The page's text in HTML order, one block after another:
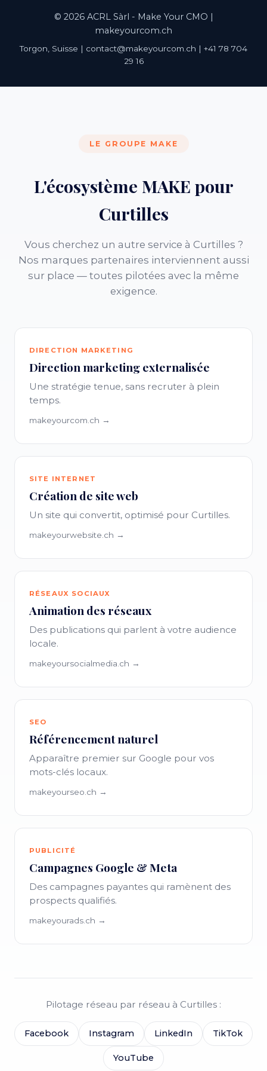
© 2026 ACRL Sàrl - Make Your CMO |
makeyourcom.ch
Torgon, Suisse | contact@makeyourcom.ch | +41 78 704
29 16
LE GROUPE MAKE
L'écosystème MAKE pour
Curtilles
Vous cherchez un autre service à Curtilles ?
Nos marques partenaires interviennent aussi
sur place — toutes pilotées avec la même
exigence.
DIRECTION MARKETING
Direction marketing externalisée
Une stratégie tenue, sans recruter à plein
temps.
makeyourcom.ch →
SITE INTERNET
Création de site web
Un site qui convertit, optimisé pour Curtilles.
makeyourwebsite.ch →
RÉSEAUX SOCIAUX
Animation des réseaux
Des publications qui parlent à votre audience
locale.
makeyoursocialmedia.ch →
SEO
Référencement naturel
Apparaître premier sur Google pour vos
mots-clés locaux.
makeyourseo.ch →
PUBLICITÉ
Campagnes Google & Meta
Des campagnes payantes qui ramènent des
prospects qualifiés.
makeyourads.ch →
Pilotage réseau par réseau à Curtilles :
Facebook Instagram LinkedIn TikTok
YouTube